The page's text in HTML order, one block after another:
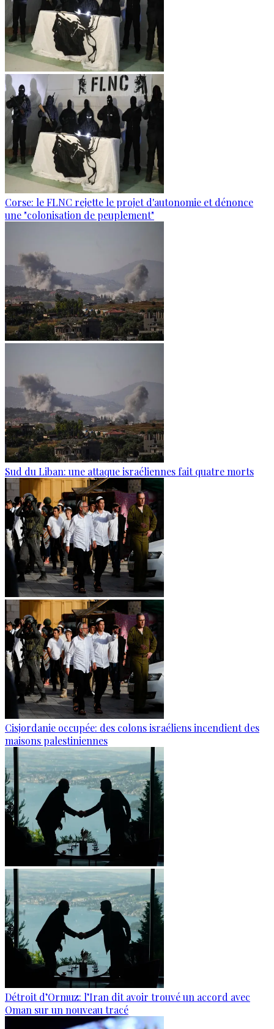
Corse: le FLNC rejette le projet d'autonomie et dénonce
une "colonisation de peuplement"
Sud du Liban: une attaque israéliennes fait quatre morts
Cisjordanie occupée: des colons israéliens incendient des
maisons palestiniennes
Détroit d’Ormuz: l’Iran dit avoir trouvé un accord avec
Oman sur un nouveau tracé